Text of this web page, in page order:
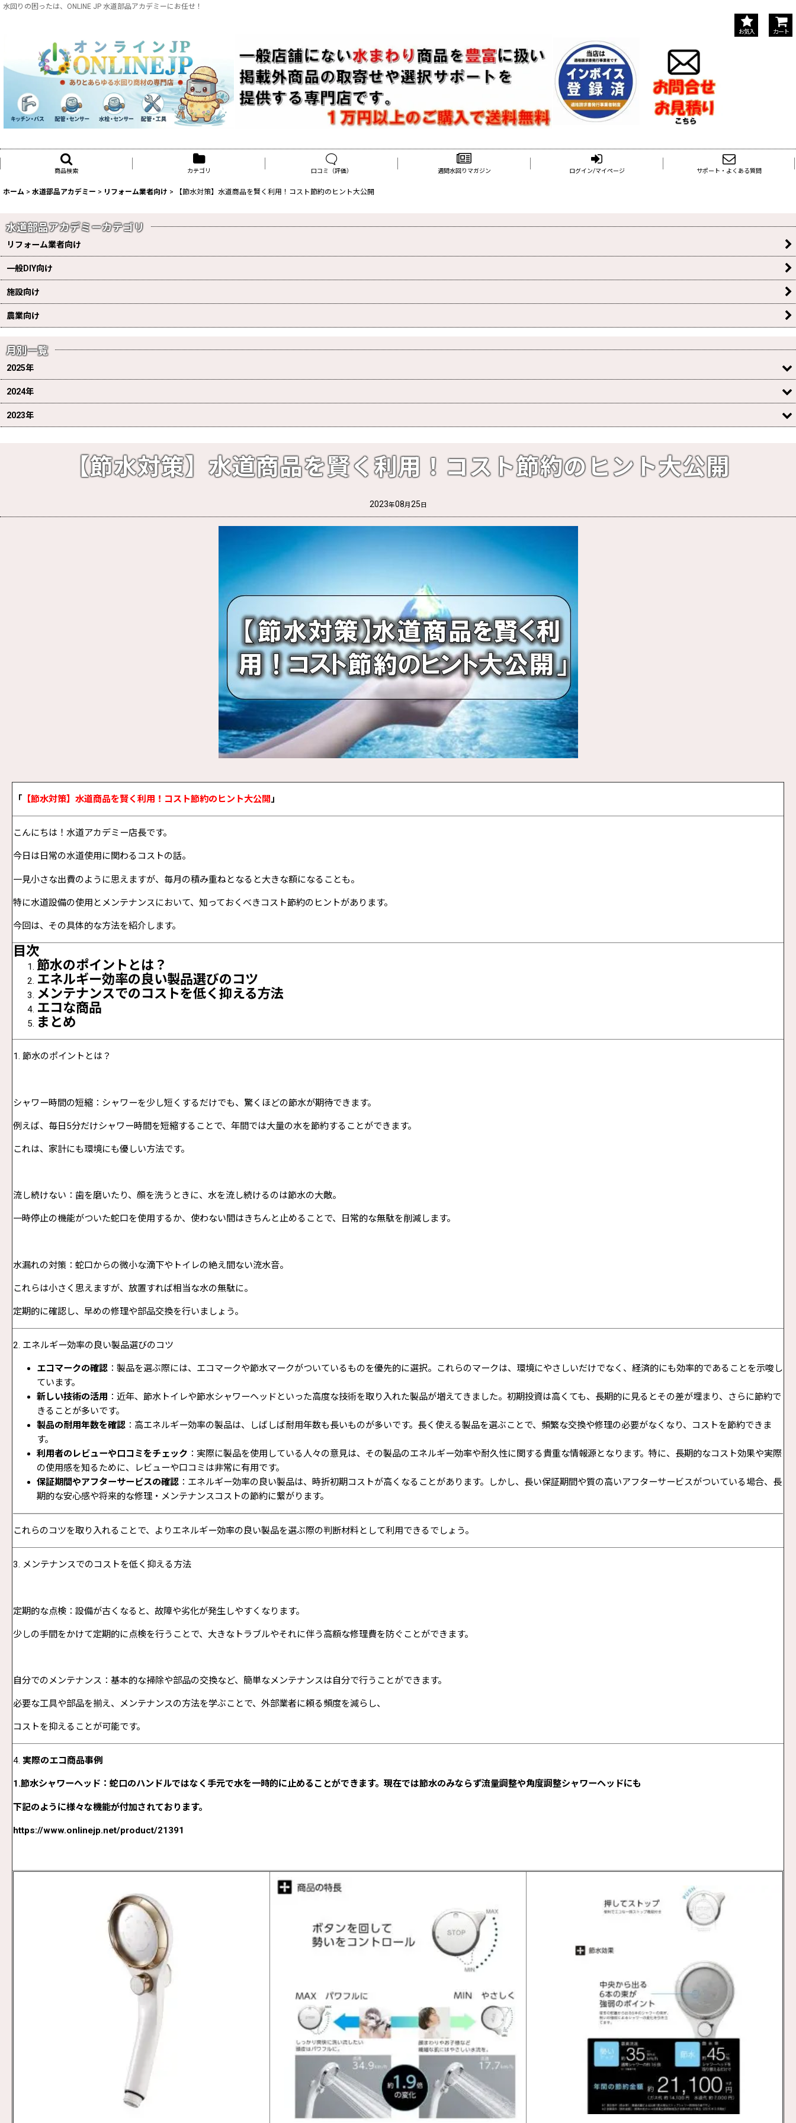
水回りの困ったは、ONLINE JP 水道部品アカデミーにお任せ！
お気入 カート
商品検索 カテゴリ 口コミ（評価） 週間水回りマガジン ログイン/マイページ サポート・よくある質問
ホーム > 水道部品アカデミー > リフォーム業者向け > 【節水対策】水道商品を賢く利用！コスト節約のヒント大公開
【節水対策】水道商品を賢く利用！コスト節約のヒント大公開
2023年08月25日
「 【節水対策】水道商品を賢く利用！コスト節約のヒント大公開」
こんにちは！水道アカデミー店長です。
今日は日常の水道使用に関わるコストの話。
一見小さな出費のように思えますが、毎月の積み重ねとなると大きな額になることも。
特に水道設備の使用とメンテナンスにおいて、知っておくべきコスト節約のヒントがあります。
今回は、その具体的な方法を紹介します。
目次
節水のポイントとは？
エネルギー効率の良い製品選びのコツ
メンテナンスでのコストを低く抑える方法
エコな商品
まとめ
1. 節水のポイントとは？
シャワー時間の短縮：シャワーを少し短くするだけでも、驚くほどの節水が期待できます。
例えば、毎日 5分だけシャワー時間を短縮することで、年間では大量の水を節約することができます。
これは、家計にも環境にも優しい方法です。
流し続けない：歯を磨いたり、顔を洗うときに、水を流し続けるのは節水の大敵。
一時停止の機能がついた蛇口を使用するか、使わない間はきちんと止めることで、日常的な無駄を削減します。
水漏れの対策：蛇口からの微小な滴下やトイレの絶え間ない流水音。
これらは小さく思えますが、放置すれば相当な水の無駄に。
定期的に確認し、早めの修理や部品交換を行いましょう。
2. エネルギー効率の良い製品選びのコツ
エコマークの確認 ：製品を選ぶ際には、エコマークや節水マークがついているものを優先的に選択。これらのマークは、環境にやさしいだけでなく、経済的にも効率的であることを示唆し
ています。
新しい技術の活用 ：近年、節水トイレや節水シャワーヘッドといった高度な技術を取り入れた製品が増えてきました。初期投資は高くても、長期的に見るとその差が埋まり、さらに節約で
きることが多いです。
製品の耐用年数を確認 ：高エネルギー効率の製品は、しばしば耐用年数も長いものが多いです。長く使える製品を選ぶことで、頻繁な交換や修理の必要がなくなり、コストを節約できま
す。
利用者のレビューや口コミをチェック ：実際に製品を使用している人々の意見は、その製品のエネルギー効率や耐久性に関する貴重な情報源となります。特に、長期的なコスト効果や実際
の使用感を知るために、レビューや口コミは非常に有用です。
保証期間やアフターサービスの確認 ：エネルギー効率の良い製品は、時折初期コストが高くなることがあります。しかし、長い保証期間や質の高いアフターサービスがついている場合、長
期的な安心感や将来的な修理・メンテナンスコストの節約に繋がります。
これらのコツを取り入れることで、よりエネルギー効率の良い製品を選ぶ際の判断材料として利用できるでしょう。
3. メンテナンスでのコストを低く抑える方法
定期的な点検：設備が古くなると、故障や劣化が発生しやすくなります。
少しの手間をかけて定期的に点検を行うことで、大きなトラブルやそれに伴う高額な修理費を防ぐことができます。
自分でのメンテナンス：基本的な掃除や部品の交換など、簡単なメンテナンスは自分で行うことができます。
必要な工具や部品を揃え、メンテナンスの方法を学ぶことで、外部業者に頼る頻度を減らし、
コストを抑えることが可能です。
4. 実際のエコ商品事例
1.節水シャワーヘッド：蛇口のハンドルではなく手元で水を一時的に止めることができます。現在では節水のみならず流量調整や角度調整シャワーヘッドにも
下記のように様々な機能が付加されております。
https://www.onlinejp.net/product/21391
水道部品アカデミーカテゴリ
リフォーム業者向け
一般DIY向け
施設向け
農業向け
月別一覧
2025年
2024年
2023年